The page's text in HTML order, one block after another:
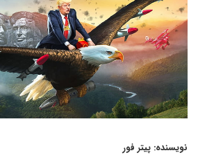
نویسنده: پیتر فور